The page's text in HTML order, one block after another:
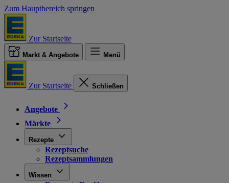
Zum Hauptbereich springen
Zur Startseite
Markt & Angebote Menü
Zur Startseite Schließen
Angebote
Märkte
Rezepte
Rezeptsuche
Rezeptsammlungen
Wissen